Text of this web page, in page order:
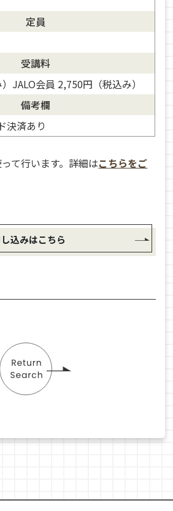
定員
受講料
JALO会員 2,750円（税込み）
備考欄
決済あり
て行います。詳細はこちらをご
込みはこちら